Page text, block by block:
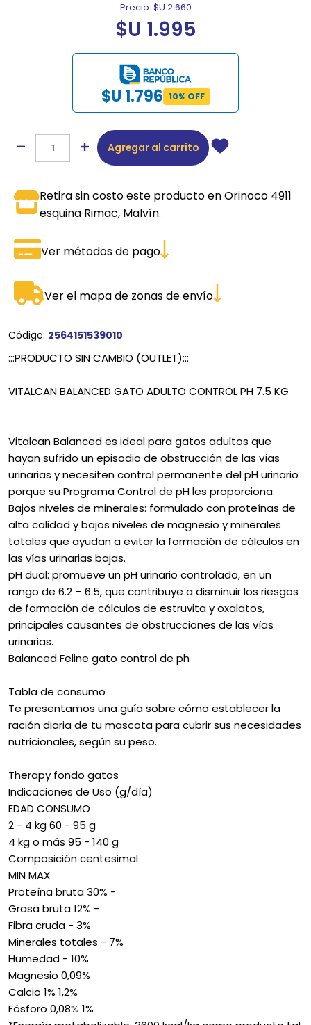
Precio: $U 2.660
$U 1.995
$U 1.796 10% OFF
Agregar al carrito
Retira sin costo este producto en Orinoco 4911
esquina Rimac, Malvín.
Ver métodos de pago
Ver el mapa de zonas de envío
Código: 2564151539010
:::PRODUCTO SIN CAMBIO (OUTLET):::
VITALCAN BALANCED GATO ADULTO CONTROL PH 7.5 KG
Vitalcan Balanced es ideal para gatos adultos que
hayan sufrido un episodio de obstrucción de las vías
urinarias y necesiten control permanente del pH urinario
porque su Programa Control de pH les proporciona:
Bajos niveles de minerales: formulado con proteínas de
alta calidad y bajos niveles de magnesio y minerales
totales que ayudan a evitar la formación de cálculos en
las vías urinarias bajas.
pH dual: promueve un pH urinario controlado, en un
rango de 6.2 – 6.5, que contribuye a disminuir los riesgos
de formación de cálculos de estruvita y oxalatos,
principales causantes de obstrucciones de las vías
urinarias.
Balanced Feline gato control de ph
Tabla de consumo
Te presentamos una guía sobre cómo establecer la
ración diaria de tu mascota para cubrir sus necesidades
nutricionales, según su peso.
Therapy fondo gatos
Indicaciones de Uso (g/día)
EDAD CONSUMO
2 - 4 kg 60 - 95 g
4 kg o más 95 - 140 g
Composición centesimal
MIN MAX
Proteína bruta 30% -
Grasa bruta 12% -
Fibra cruda - 3%
Minerales totales - 7%
Humedad - 10%
Magnesio 0,09%
Calcio 1% 1,2%
Fósforo 0,08% 1%